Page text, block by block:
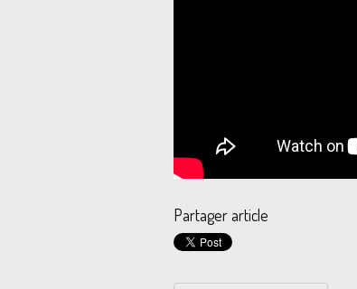
Partager article